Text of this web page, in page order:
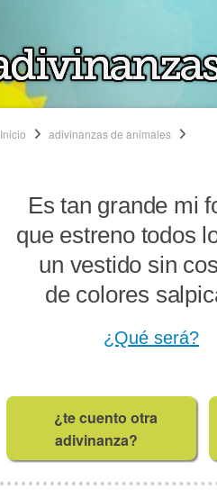
Inicio adivinanzas de animales
Es tan grande mi
que estreno todos
un vestido sin
de colores
¿Qué será?
¿te cuento otra
adivinanza?